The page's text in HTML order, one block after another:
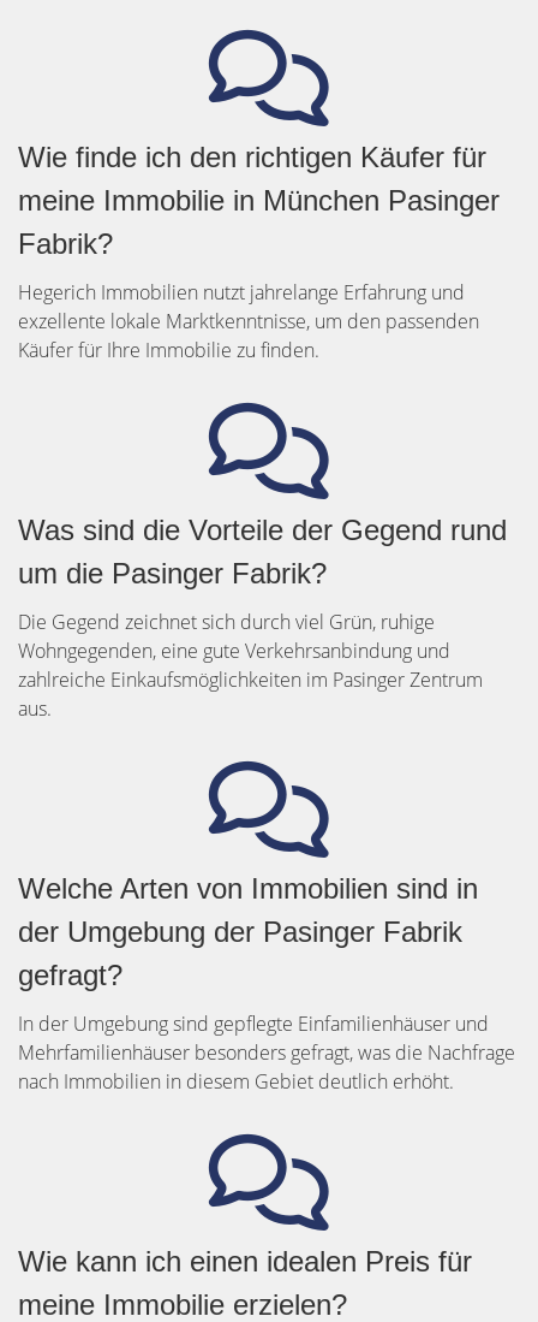
Wie finde ich den richtigen Käufer für
meine Immobilie in München Pasinger
Fabrik?
Hegerich Immobilien nutzt jahrelange Erfahrung und
exzellente lokale Marktkenntnisse, um den passenden
Käufer für Ihre Immobilie zu finden.
Was sind die Vorteile der Gegend rund
um die Pasinger Fabrik?
Die Gegend zeichnet sich durch viel Grün, ruhige
Wohngegenden, eine gute Verkehrsanbindung und
zahlreiche Einkaufsmöglichkeiten im Pasinger Zentrum
aus.
Welche Arten von Immobilien sind in
der Umgebung der Pasinger Fabrik
gefragt?
In der Umgebung sind gepflegte Einfamilienhäuser und
Mehrfamilienhäuser besonders gefragt, was die Nachfrage
nach Immobilien in diesem Gebiet deutlich erhöht.
Wie kann ich einen idealen Preis für
meine Immobilie erzielen?